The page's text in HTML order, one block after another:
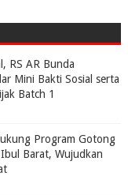
RS AR Bunda
Mini Bakti Sosial serta
Batch 1
Program Gotong
Barat, Wujudkan